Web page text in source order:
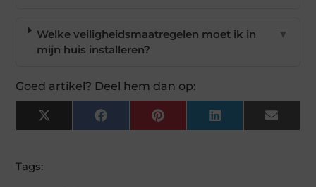
Welke veiligheidsmaatregelen moet ik in
mijn huis installeren?
▼
Goed artikel? Deel hem dan op:
X
(Twitter)
FacebookPinterest LinkedIn Email
Tags: